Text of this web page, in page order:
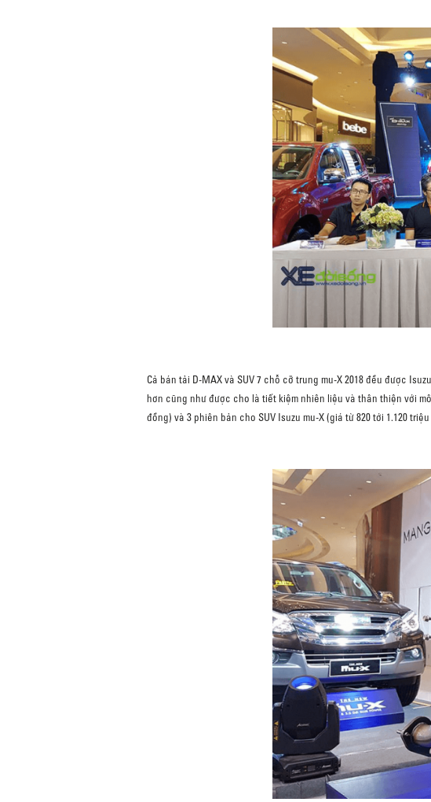
Cả bán tải D-MAX và SUV 7 chỗ cỡ trung mu-X 2018 đều được
hơn cũng như được cho là tiết kiệm nhiên liệu và thân thiện với
đồng) và 3 phiên bản cho SUV Isuzu mu-X (giá từ 820 tới 1.120